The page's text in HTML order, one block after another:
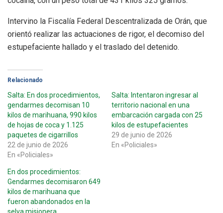
Intervino la Fiscalía Federal Descentralizada de Orán, que
orientó realizar las actuaciones de rigor, el decomiso del
estupefaciente hallado y el traslado del detenido.
Relacionado
Salta: En dos procedimientos,
gendarmes decomisan 10
kilos de marihuana, 990 kilos
de hojas de coca y 1.125
paquetes de cigarrillos
22 de junio de 2026
En «Policiales»
Salta: Intentaron ingresar al
territorio nacional en una
embarcación cargada con 25
kilos de estupefacientes
29 de junio de 2026
En «Policiales»
En dos procedimientos:
Gendarmes decomisaron 649
kilos de marihuana que
fueron abandonados en la